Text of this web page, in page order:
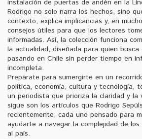
instalación de puertas de andén en la
Rodrigo no solo narra los hechos, sino
contexto, explica implicancias y, en
consejos útiles para que los lectores
informadas. Así, la colección funciona
la actualidad, diseñada para quien
pasando en Chile sin perder tiempo en
incompleta.
Prepárate para sumergirte en un
política, economía, cultura y tecnología,
un periodista que prioriza la claridad y la
sigue son los artículos que Rodrigo
recientemente, cada uno pensado para
ayudarte a navegar la complejidad de
al país.